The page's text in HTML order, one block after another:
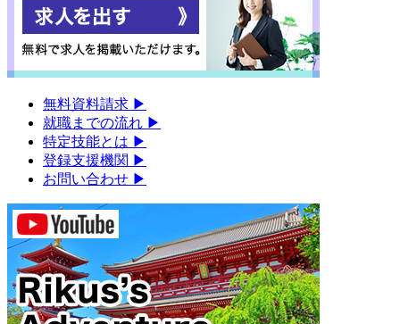
無料資料請求 ▶︎
就職までの流れ ▶︎
特定技能とは ▶︎
登録支援機関 ▶︎
お問い合わせ ▶︎